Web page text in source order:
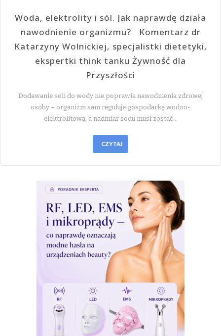
Woda, elektrolity i sól. Jak naprawdę działa
nawodnienie organizmu? Komentarz dr
Katarzyny Wolnickiej, specjalistki dietetyki,
ekspertki think tanku Żywność dla
Przyszłości
Dodawanie soli do wody nie poprawia nawodnienia zdrowej
osoby – organizm sam reguluje gospodarkę wodno-
elektrolitową, a nadmiar sodu musi zostać…
CZYTAJ